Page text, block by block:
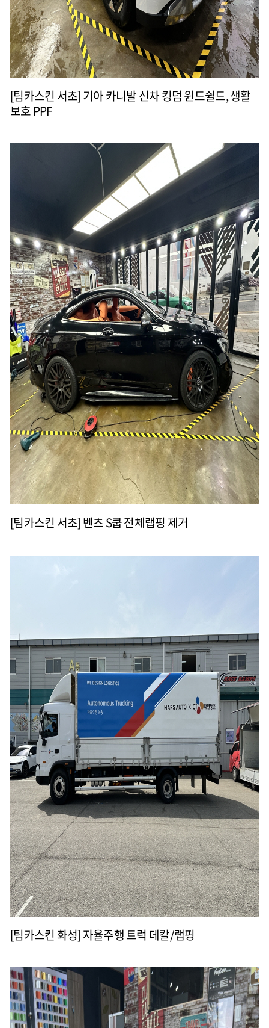
[팀카스킨 서초] 기아 카니발 신차 킹덤 윈드쉴드, 생활
보호 PPF
[팀카스킨 서초] 벤츠 S쿱 전체랩핑 제거
[팀카스킨 화성] 자율주행 트럭 데칼/랩핑